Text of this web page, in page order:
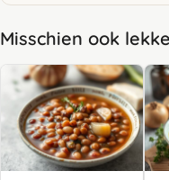
Misschien ook